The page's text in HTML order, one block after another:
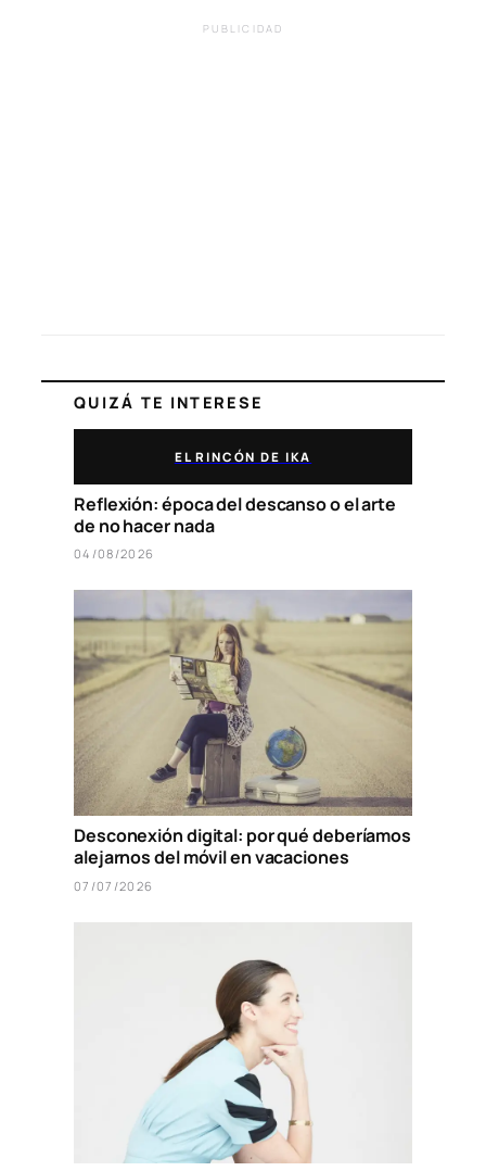
PUBLICIDAD
QUIZÁ TE INTERESE
EL RINCÓN DE IKA
Reflexión: época del descanso o el arte
de no hacer nada
04/08/2026
Desconexión digital: por qué deberíamos
alejarnos del móvil en vacaciones
07/07/2026